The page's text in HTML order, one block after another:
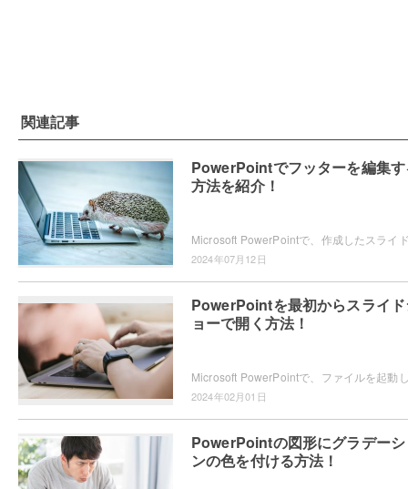
関連記事
PowerPointでフッターを編集
方法を紹介！
2024年07月12日
PowerPointを最初からスライ
ョーで開く方法！
2024年02月01日
PowerPointの図形にグラデー
ンの色を付ける方法！